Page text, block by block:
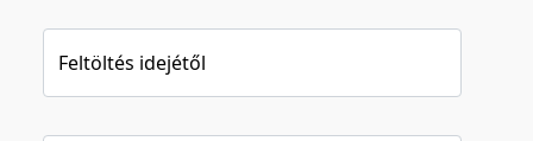
Feltöltés idejétől